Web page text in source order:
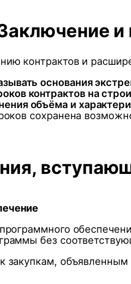
и
контрактов и
основания
контрактов на
объёма и
сохранена
без
объявленным